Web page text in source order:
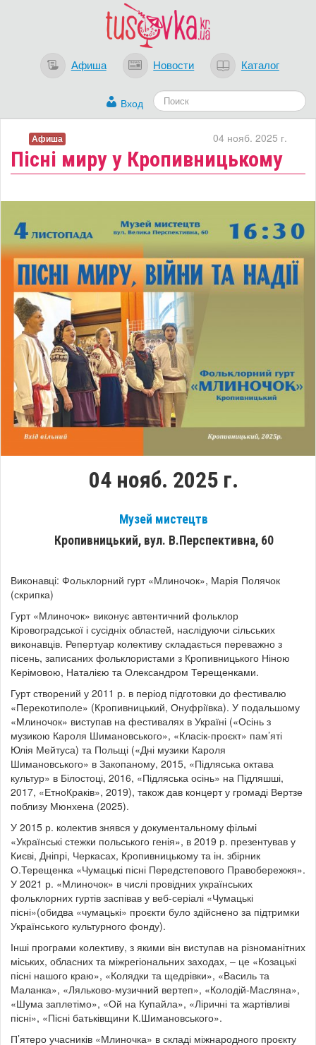
Афиша Новости Каталог
Вход
Пісні миру у Кропивницькому
04 нояб. 2025 г.
Афиша
04 нояб. 2025 г.
Музей мистецтв
Кропивницький, вул. В.Перспективна, 60
Виконавці: Фольклорний гурт «Млиночок», Марія Полячок
(скрипка)
Гурт «Млиночок» виконує автентичний фольклор
Кіровоградської і сусідніх областей, наслідуючи сільських
виконавців. Репертуар колективу складається переважно з
пісень, записаних фольклористами з Кропивницького Ніною
Керімовою, Наталією та Олександром Терещенками.
Гурт створений у 2011 р. в період підготовки до фестивалю
«Перекотиполе» (Кропивницький, Онуфріївка). У подальшому
«Млиночок» виступав на фестивалях в Україні («Осінь з
музикою Кароля Шимановського», «Класік-проєкт» пам’яті
Юлія Мейтуса) та Польщі («Дні музики Кароля
Шимановського» в Закопаному, 2015, «Підляська октава
культур» в Білостоці, 2016, «Підляська осінь» на Підляшші,
2017, «ЕтноКраків», 2019), також дав концерт у громаді Вертзе
поблизу Мюнхена (2025).
У 2015 р. колектив знявся у документальному фільмі
«Українські стежки польського генія», в 2019 р. презентував у
Києві, Дніпрі, Черкасах, Кропивницькому та ін. збірник
О.Терещенка «Чумацькі пісні Передстепового Правобережжя».
У 2021 р. «Млиночок» в числі провідних українських
фольклорних гуртів заспівав у веб-серіалі «Чумацькі
пісні»(обидва «чумацькі» проєкти було здійснено за підтримки
Українського культурного фонду).
Інші програми колективу, з якими він виступав на різноманітних
міських, обласних та міжрегіональних заходах, – це «Козацькі
пісні нашого краю», «Колядки та щедрівки», «Василь та
Маланка», «Ляльково-музичний вертеп», «Колодій-Масляна»,
«Шума заплетімо», «Ой на Купайла», «Ліричні та жартівливі
пісні», «Пісні батьківщини К.Шимановського».
П’ятеро учасників «Млиночка» в складі міжнародного проєкту